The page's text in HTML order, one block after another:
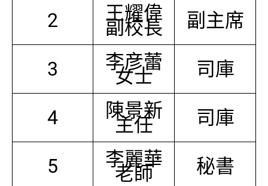
2 王耀偉
副校長 副主席
3 李彦蕾
女士 司庫
4 陳景新
主任 司庫
5 李麗華
老師 秘書